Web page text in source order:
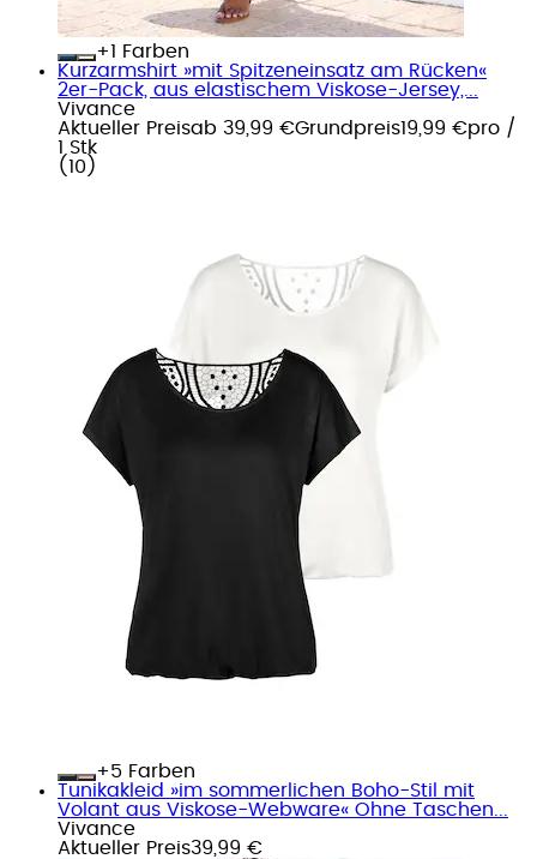
+
Farben
Kurzarmshirt »mit Spitzeneinsatz am Rücken«
2er-Pack, aus elastischem Viskose-Jersey,...
Vivance
Aktueller Preisab 39,99 €Grundpreis19,99 €pro /
1 Stk
( 10 )
+
Farben
Tunikakleid »im sommerlichen Boho-Stil mit
Volant aus Viskose-Webware« Ohne Taschen...
Vivance
Aktueller Preis39,99 €